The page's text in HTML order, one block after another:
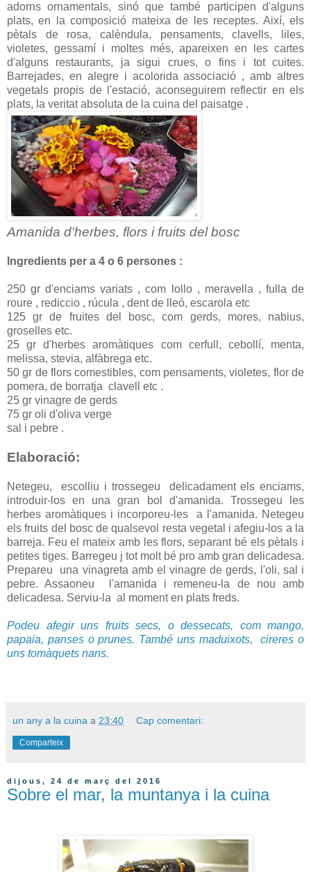
adorns ornamentals, sinó que també participen d'alguns
plats, en la composició mateixa de les receptes. Així, els
pètals de rosa, calèndula, pensaments, clavells, liles,
violetes, gessamí i moltes més, apareixen en les cartes
d'alguns restaurants, ja sigui crues, o fins i tot cuites.
Barrejades, en alegre i acolorida associació , amb altres
vegetals propis de l'estació, aconseguirem reflectir en els
plats, la veritat absoluta de la cuina del paisatge .
Amanida d'herbes, flors i fruits del bosc
Ingredients per a 4 o 6 persones :
250 gr d'enciams variats , com lollo , meravella , fulla de
roure , rediccio , rúcula , dent de lleó, escarola etc
125 gr de fruites del bosc, com gerds, mores, nabius,
groselles etc.
25 gr d'herbes aromàtiques com cerfull, cebollí, menta,
melissa, stevia, alfàbrega etc.
50 gr de flors comestibles, com pensaments, violetes, flor de
pomera, de borratja clavell etc .
25 gr vinagre de gerds
75 gr oli d'oliva verge
sal i pebre .
Elaboració:
Netegeu, escolliu i trossegeu delicadament els enciams,
introduir-los en una gran bol d'amanida. Trossegeu les
herbes aromàtiques i incorporeu-les a l'amanida. Netegeu
els fruits del bosc de qualsevol resta vegetal i afegiu-los a la
barreja. Feu el mateix amb les flors, separant bé els pètals i
petites tiges. Barregeu j tot molt bé pro amb gran delicadesa.
Prepareu una vinagreta amb el vinagre de gerds, l'oli, sal i
pebre. Assaoneu l'amanida i remeneu-la de nou amb
delicadesa. Serviu-la al moment en plats freds.
Podeu afegir uns fruits secs, o dessecats, com mango,
papaia, panses o prunes. També uns maduixots, cireres o
uns tomàquets nans.
un any a la cuina a 23:40 Cap comentari:
Comparteix
dijous, 24 de març del 2016
Sobre el mar, la muntanya i la cuina